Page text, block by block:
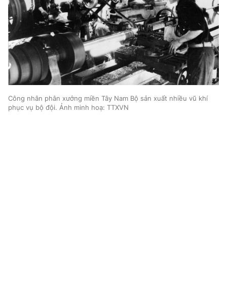
Công nhân phân xưởng miền Tây Nam Bộ sản xuất nhiều vũ khí
phục vụ bộ đội. Ảnh minh hoạ: TTXVN